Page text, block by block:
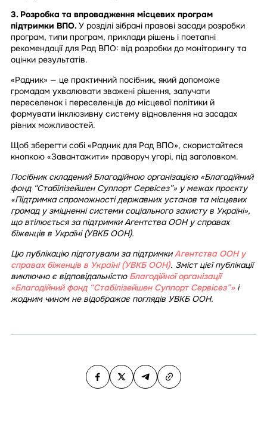
3. Розробка та впровадження місцевих програм
підтримки ВПО. У розділі зібрані правові засади розробки
програм, типи програм, приклади рішень і поетапні
рекомендації для Рад ВПО: від розробки до моніторингу та
оцінки результатів.
«Радник» — це практичний посібник, який допоможе
громадам ухвалювати зважені рішення, залучати
переселенок і переселенців до місцевої політики й
формувати інклюзивну систему відновлення на засадах
рівних можливостей.
Щоб зберегти собі «Радник для Рад ВПО», скористайтеся
кнопкою «Завантажити» праворуч угорі, під заголовком.
Посібник складений Благодійною організацією «Благодійний
фонд “Стабілізейшен Суппорт Сервісез”» у межах проєкту
«Підтримка спроможності державних установ та місцевих
громад у зміцненні системи соціального захисту в Україні»,
що втілюється за підтримки Агентства ООН у справах
біженців в Україні (УВКБ ООН).
Цю публікацію підготували за підтримкиАгентства ООН у
справах біженців в Україні (УВКБ ООН). Зміст цієї публікації
виключно є відповідальністю Благодійної організації
«Благодійний фонд “Стабілізейшен Суппорт Сервісез”»і
жодним чином не відображає поглядів УВКБ ООН.